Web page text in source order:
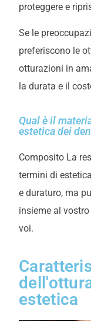
proteggere e
Se le
preferiscono le
otturazioni in
la durata e il
Qual è il
estetica dei
Composito La
termini di
e duraturo, ma
insieme al
voi.
estetica